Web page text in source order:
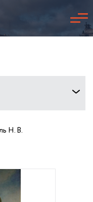
Н. В.